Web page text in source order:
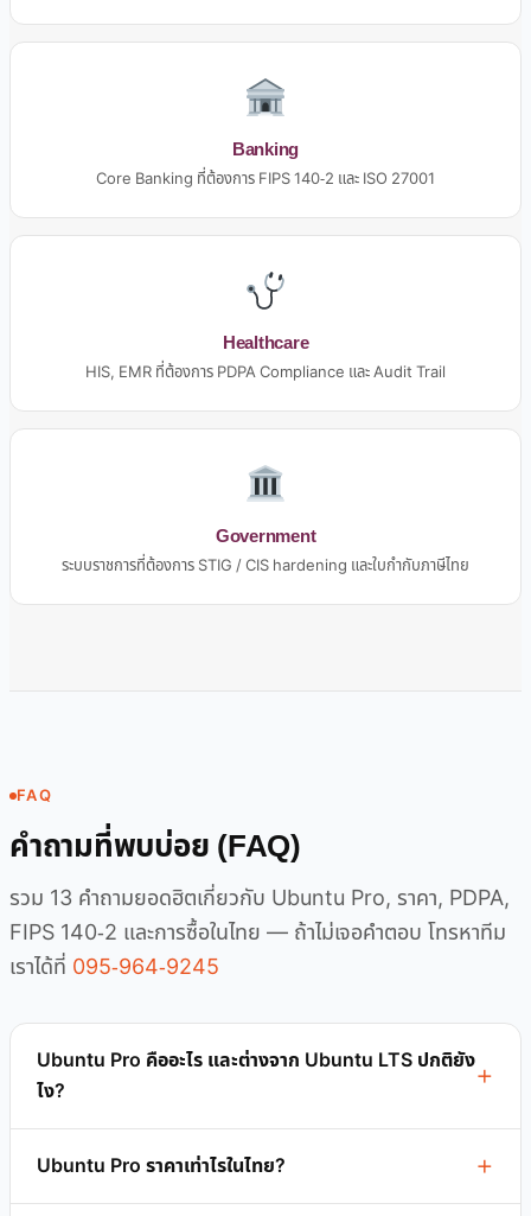
Banking
Core Banking ที่ต้องการ FIPS 140-2 และ ISO 27001
Healthcare
HIS, EMR ที่ต้องการ PDPA Compliance และ Audit Trail
Government
ระบบราชการที่ต้องการ STIG / CIS hardening และใบกำกับภาษีไทย
FAQ
คำถามที่พบบ่อย (FAQ)
รวม 13 คำถามยอดฮิตเกี่ยวกับ Ubuntu Pro, ราคา, PDPA,
FIPS 140-2 และการซื้อในไทย — ถ้าไม่เจอคำตอบ โทรหาทีม
เราได้ที่ 095-964-9245
Ubuntu Pro คืออะไร และต่างจาก Ubuntu LTS ปกติยัง
ไง?
Ubuntu Pro ราคาเท่าไรในไทย?